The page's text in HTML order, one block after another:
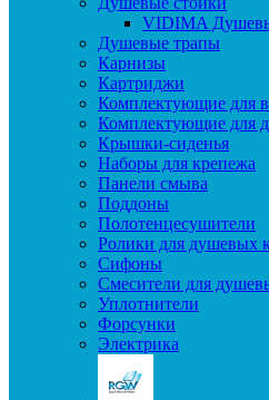
VIDIMA
Душевые трапы
Карнизы
Картриджи
Комплектующие для
Комплектующие для
Крышки-сиденья
Наборы для крепежа
Панели смыва
Поддоны
Полотенцесушители
Ролики для душевых
Сифоны
Смесители для
Уплотнители
Форсунки
Электрика